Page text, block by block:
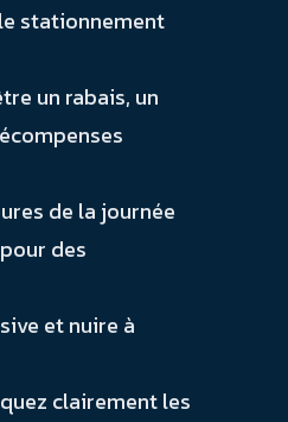
stationnement
un rabais, un
de la journée
des
et nuire à
clairement les